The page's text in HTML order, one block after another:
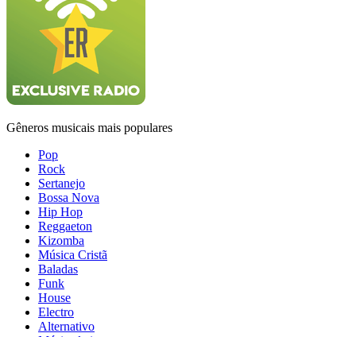
Gêneros musicais mais populares
Pop
Rock
Sertanejo
Bossa Nova
Hip Hop
Reggaeton
Kizomba
Música Cristã
Baladas
Funk
House
Electro
Alternativo